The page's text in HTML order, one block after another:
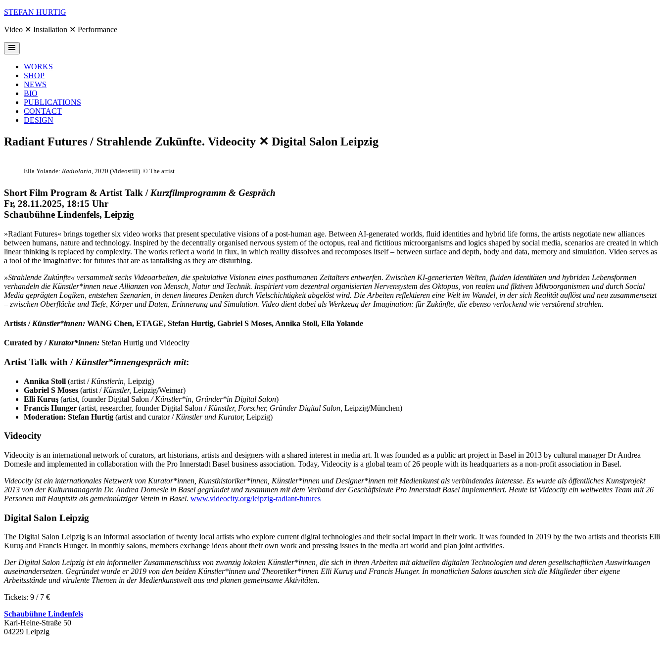
Skip
content
STEFAN HURTIG
Video ✕ Installation ✕ Performance
WORKS
SHOP
NEWS
BIO
PUBLICATIONS
CONTACT
DESIGN
Radiant Futures / Strahlende Zukünfte. Videocity ✕ Digital Salon Leipzig
Ella Yolande: Radiolaria , 2020 (Videostill). © The artist
Short Film Program & Artist Talk / Kurzfilmprogramm & Gespräch
Fr, 28.11.2025, 18:15 Uhr
Schaubühne Lindenfels, Leipzig
»Radiant Futures« brings together six video works that present speculative visions of a post-human age. Between AI-generated worlds, fluid identities and hybrid life forms, the artists negotiate new alliances
between humans, nature and technology. Inspired by the decentrally organised nervous system of the octopus, real and fictitious microorganisms and logics shaped by social media, scenarios are created in which
linear thinking is replaced by complexity. The works reflect a world in flux, in which reality dissolves and recomposes itself – between surface and depth, body and data, memory and simulation. Video serves as
a tool of the imaginative: for futures that are as tantalising as they are disturbing.
»Strahlende Zukünfte« versammelt sechs Videoarbeiten, die spekulative Visionen eines posthumanen Zeitalters entwerfen. Zwischen KI-generierten Welten, fluiden Identitäten und hybriden Lebensformen
verhandeln die Künstler*innen neue Allianzen von Mensch, Natur und Technik. Inspiriert vom dezentral organisierten Nervensystem des Oktopus, von realen und fiktiven Mikroorganismen und durch Social
Media geprägten Logiken, entstehen Szenarien, in denen lineares Denken durch Vielschichtigkeit abgelöst wird. Die Arbeiten reflektieren eine Welt im Wandel, in der sich Realität auflöst und neu zusammensetzt
– zwischen Oberfläche und Tiefe, Körper und Daten, Erinnerung und Simulation. Video dient dabei als Werkzeug der Imagination: für Zukünfte, die ebenso verlockend wie verstörend strahlen.
Artists / Künstler*innen: WANG Chen, ETAGE, Stefan Hurtig, Gabriel S Moses, Annika Stoll, Ella Yolande
Curated by / Kurator*innen: Stefan Hurtig und Videocity
Artist Talk with /Künstler*innengespräch mit:
Annika Stoll (artist / Künstlerin, Leipzig)
Gabriel S Moses (artist / Künstler, Leipzig/Weimar)
Elli Kuruş (artist, founder Digital Salon / Künstler*in, Gründer*in Digital Salon)
Francis Hunger (artist, researcher, founder Digital Salon / Künstler, Forscher, Gründer Digital Salon, Leipzig/München)
Moderation: Stefan Hurtig (artist and curator / Künstler und Kurator, Leipzig)
Videocity
Videocity is an international network of curators, art historians, artists and designers with a shared interest in media art. It was founded as a public art project in Basel in 2013 by cultural manager Dr Andrea
Domesle and implemented in collaboration with the Pro Innerstadt Basel business association. Today, Videocity is a global team of 26 people with its headquarters as a non-profit association in Basel.
Videocity ist ein internationales Netzwerk von Kurator*innen, Kunsthistoriker*innen, Künstler*innen und Designer*innen mit Medienkunst als verbindendes Interesse. Es wurde als öffentliches Kunstprojekt
2013 von der Kulturmanagerin Dr. Andrea Domesle in Basel gegründet und zusammen mit dem Verband der Geschäftsleute Pro Innerstadt Basel implementiert. Heute ist Videocity ein weltweites Team mit 26
Personen mit Hauptsitz als gemeinnütziger Verein in Basel. www.videocity.org/leipzig-radiant-futures
Digital Salon Leipzig
The Digital Salon Leipzig is an informal association of twenty local artists who explore current digital technologies and their social impact in their work. It was founded in 2019 by the two artists and theorists Elli
Kuruş and Francis Hunger. In monthly salons, members exchange ideas about their own work and pressing issues in the media art world and plan joint activities.
Der Digital Salon Leipzig ist ein informeller Zusammenschluss von zwanzig lokalen Künstler*innen, die sich in ihren Arbeiten mit aktuellen digitalen Technologien und deren gesellschaftlichen Auswirkungen
auseinandersetzen. Gegründet wurde er 2019 von den beiden Künstler*innen und Theoretiker*innen Elli Kuruş und Francis Hunger. In monatlichen Salons tauschen sich die Mitglieder über eigene
Arbeitsstände und virulente Themen in der Medienkunstwelt aus und planen gemeinsame Aktivitäten.
Tickets: 9 / 7 €
Schaubühne Lindenfels
Karl-Heine-Straße 50
04229 Leipzig